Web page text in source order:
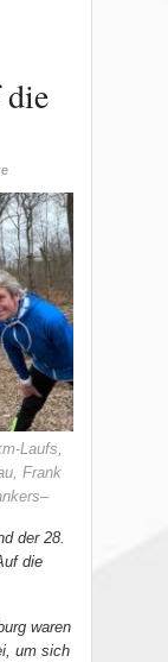
Laufs,
Frank
der 28.
die
waren
um sich